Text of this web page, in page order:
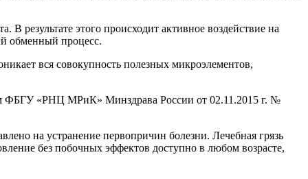
В результате этого происходит активное воздействие на
обменный процесс.
вся совокупность полезных микроэлементов,
ФБГУ «РНЦ МРиК» Минздрава России от 02.11.2015 г. №
на устранение первопричин болезни. Лечебная грязь
без побочных эффектов доступно в любом возрасте,